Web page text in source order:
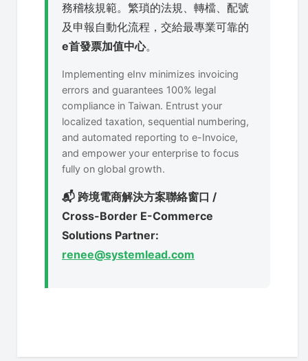
務稽核規範。繁瑣的法規、轉檔、配號
及申報自動化流程，交給最專業可靠的
e首發票加值中心。
Implementing eInv minimizes invoicing
errors and guarantees 100% legal
compliance in Taiwan. Entrust your
localized taxation, sequential numbering,
and automated reporting to e-Invoice,
and empower your enterprise to focus
fully on global growth.
📬 跨境電商解決方案聯絡窗口 /
Cross-Border E-Commerce
Solutions Partner:
renee@systemlead.com